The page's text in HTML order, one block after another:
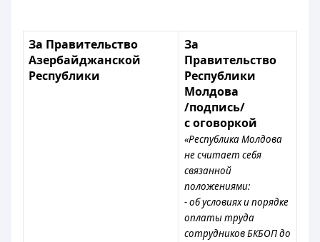
За Правительство
Азербайджанской
Республики
За
Правительство
Республики
Молдова
/подпись/
с оговоркой
«Республика Молдова
не считает себя
связанной
положениями:
- об условиях и порядке
оплаты труда
сотрудников БКБОП до